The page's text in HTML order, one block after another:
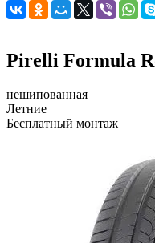
Pirelli Formula
нешипованная
Летние
Бесплатный монтаж